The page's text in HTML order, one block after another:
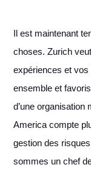
Il est maintenant
choses. Zurich
expériences et vos
ensemble et
d’une organisation
America compte
gestion des
sommes un chef